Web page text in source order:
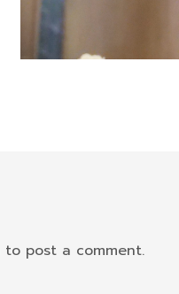
to post a comment.